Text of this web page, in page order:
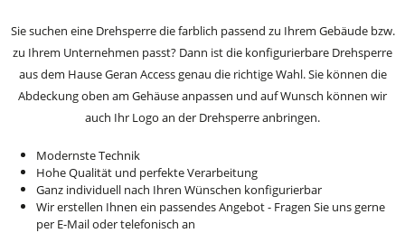
Sie suchen eine Drehsperre die farblich passend zu Ihrem Gebäude bzw.
zu Ihrem Unternehmen passt? Dann ist die konfigurierbare Drehsperre
aus dem Hause Geran Access genau die richtige Wahl. Sie können die
Abdeckung oben am Gehäuse anpassen und auf Wunsch können wir
auch Ihr Logo an der Drehsperre anbringen.
Modernste Technik
Hohe Qualität und perfekte Verarbeitung
Ganz individuell nach Ihren Wünschen konfigurierbar
Wir erstellen Ihnen ein passendes Angebot - Fragen Sie uns gerne
per E-Mail oder telefonisch an